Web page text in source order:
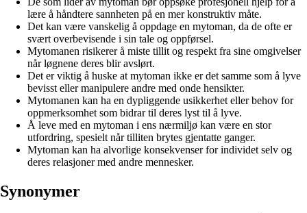
lære å håndtere sannheten på en mer konstruktiv måte.
Det kan være vanskelig å oppdage en mytoman, da de ofte er
svært overbevisende i sin tale og oppførsel.
Mytomanen risikerer å miste tillit og respekt fra sine omgivelser
når løgnene deres blir avslørt.
Det er viktig å huske at mytoman ikke er det samme som å lyve
bevisst eller manipulere andre med onde hensikter.
Mytomanen kan ha en dypliggende usikkerhet eller behov for
oppmerksomhet som bidrar til deres lyst til å lyve.
Å leve med en mytoman i ens nærmiljø kan være en stor
utfordring, spesielt når tilliten brytes gjentatte ganger.
Mytoman kan ha alvorlige konsekvenser for individet selv og
deres relasjoner med andre mennesker.
Synonymer